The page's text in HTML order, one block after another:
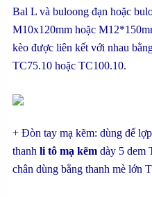
Bal L và buloong đạn hoặc
M10x120mm hoặc
kèo được liên kết với nhau
TC75.10 hoặc TC100.10.
+ Đòn tay mạ kẽm: dùng để
thanh li tô mạ kẽm dày 5 dem
chân dùng bằng thanh mè lớn